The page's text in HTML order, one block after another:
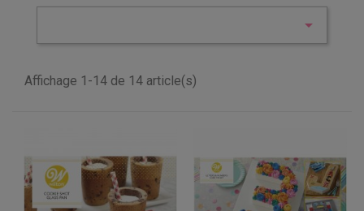

Affichage 1-14 de 14 article(s)